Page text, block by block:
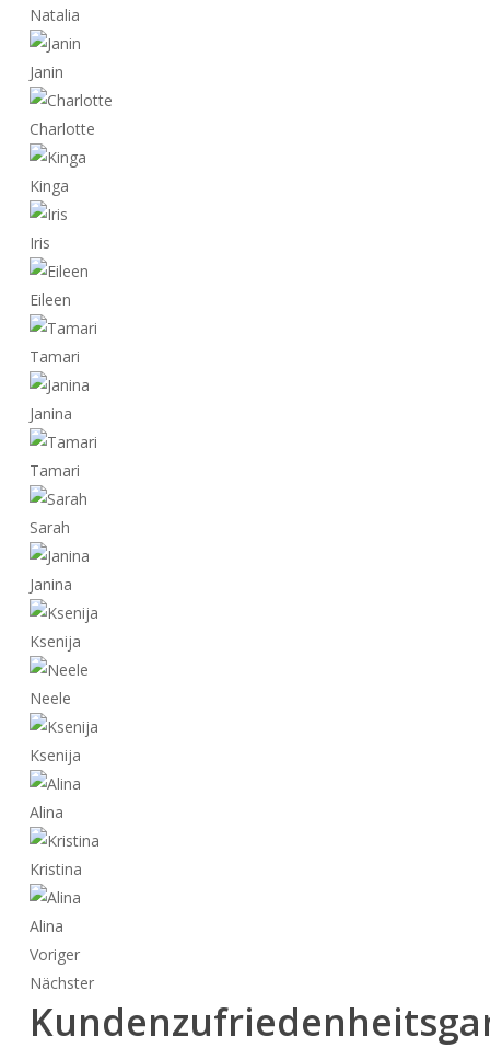
Natalia
Janin
Charlotte
Kinga
Iris
Eileen
Tamari
Janina
Tamari
Sarah
Janina
Ksenija
Neele
Ksenija
Alina
Kristina
Alina
Voriger
Nächster
Kundenzufriedenheits